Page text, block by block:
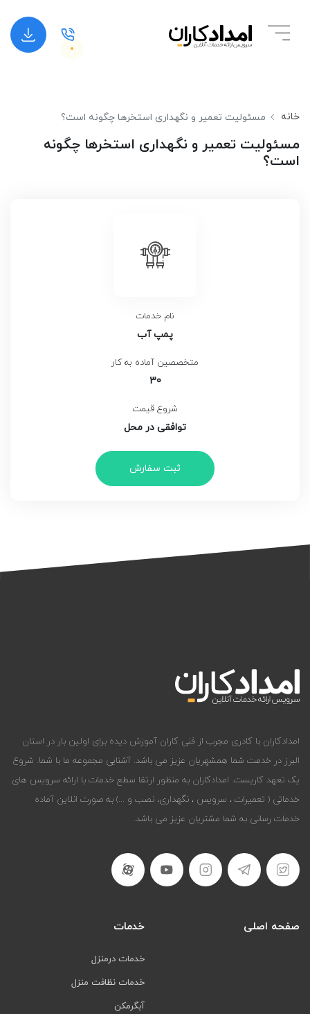
خانه مسئولیت تعمیر و نگهداری استخرها چگونه است؟
مسئولیت تعمیر و نگهداری استخرها چگونه
است؟
نام خدمات
پمپ آب
متخصصین آماده به کار
30
شروع قیمت
توافقی در محل
ثبت سفارش
امدادکاران با کادری مجرب از فنی کاران آموزش دیده برای اولین بار در استان
البرز در خدمت شما همشهریان عزیز می باشد. آشنایی مجموعه ما با شما. شروع
یک تعهد کاریست. امدادکاران به منظور ارتقا سطع خدمات با ارائه سرویس های
خدماتی ( تعمیرات ، سرویس ، نگهداری، نصب و ...) به صورت انلاین آماده
خدمات رسانی به شما مشتریان عزیز می باشد.
صفحه اصلی خدمات
خدمات درمنزل
خدمات نظافت منزل
آبگرمکن